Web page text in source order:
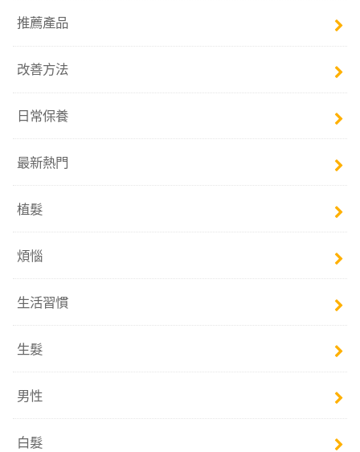
推薦產品
改善方法
日常保養
最新熱門
植髮
煩惱
生活習慣
生髮
男性
白髮